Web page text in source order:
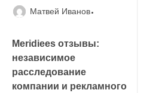
Матвей Иванов
Meridiees отзывы:
независимое
расследование
компании и рекламного